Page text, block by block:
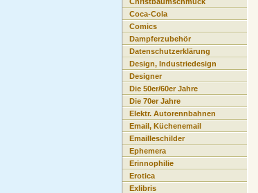
Coca-Cola
Comics
Dampferzubehör
Datenschutzerklärung
Design, Industriedesign
Designer
Die 50er/60er Jahre
Die 70er Jahre
Elektr. Autorennbahnen
Email, Küchenemail
Emailleschilder
Ephemera
Erinnophilie
Erotica
Exlibris